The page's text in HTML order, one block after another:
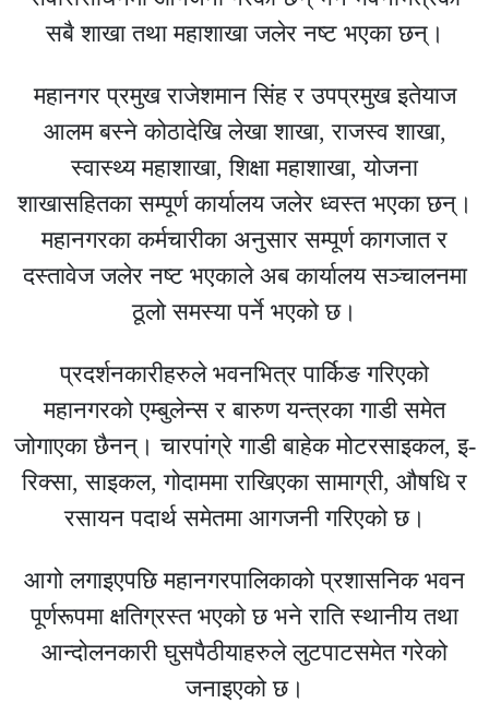
सबै शाखा तथा महाशाखा जलेर नष्ट भएका छन्।
महानगर प्रमुख राजेशमान सिंह र उपप्रमुख इतेयाज
आलम बस्ने कोठादेखि लेखा शाखा, राजस्व शाखा,
स्वास्थ्य महाशाखा, शिक्षा महाशाखा, योजना
शाखासहितका सम्पूर्ण कार्यालय जलेर ध्वस्त भएका छन्।
महानगरका कर्मचारीका अनुसार सम्पूर्ण कागजात र
दस्तावेज जलेर नष्ट भएकाले अब कार्यालय सञ्चालनमा
ठूलो समस्या पर्ने भएको छ।
प्रदर्शनकारीहरुले भवनभित्र पार्किङ गरिएको
महानगरको एम्बुलेन्स र बारुण यन्त्रका गाडी समेत
जोगाएका छैनन्। चारपांग्रे गाडी बाहेक मोटरसाइकल, इ-
रिक्सा, साइकल, गोदाममा राखिएका सामाग्री, औषधि र
रसायन पदार्थ समेतमा आगजनी गरिएको छ।
आगो लगाइएपछि महानगरपालिकाको प्रशासनिक भवन
पूर्णरूपमा क्षतिग्रस्त भएको छ भने राति स्थानीय तथा
आन्दोलनकारी घुसपैठीयाहरुले लुटपाटसमेत गरेको
जनाइएको छ।